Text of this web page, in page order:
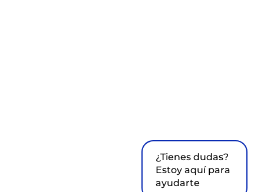
¿Tienes dudas?
Estoy aquí para
ayudarte